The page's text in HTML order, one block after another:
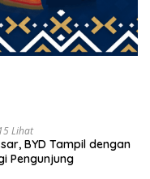
Lihat
BYD Tampil dengan
Pengunjung